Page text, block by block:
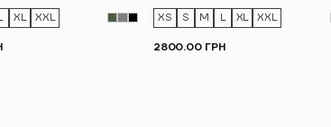
XL XXL XS S M L XL XXL
2800.00 ГРН